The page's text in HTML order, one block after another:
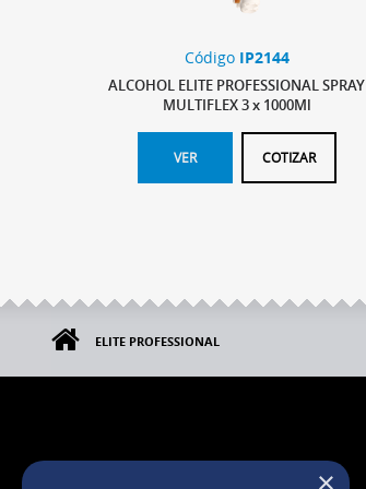
Código IP2144
ALCOHOL ELITE PROFESSIONAL SPRAY
MULTIFLEX 3 x 1000Ml
VER COTIZAR
ELITE PROFESSIONAL